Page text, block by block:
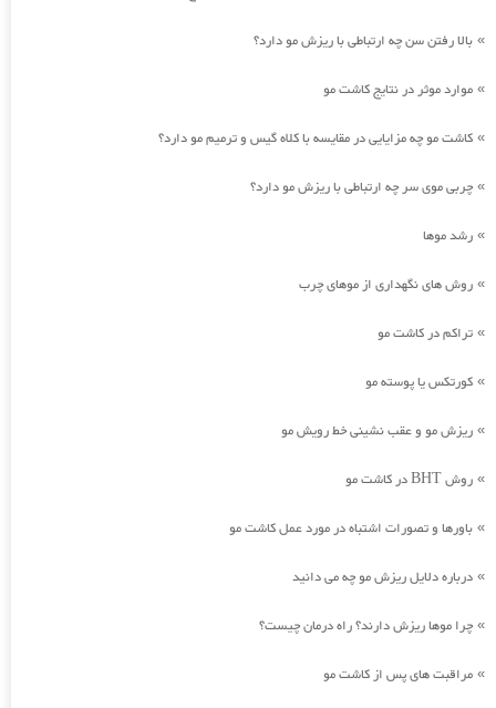
» بالا رفتن سن چه ارتباطی با ریزش مو دارد؟
» موارد موثر در نتایج کاشت مو
» کاشت مو چه مزایایی در مقایسه با کلاه گیس و ترمیم مو دارد؟
» چربی موی سر چه ارتباطی با ریزش مو دارد؟
» رشد موها
» روش های نگهداری از موهای چرب
» تراکم در کاشت مو
» کورتکس یا پوسته مو
» ریزش مو و عقب نشینی خط رویش مو
» روش BHT در کاشت مو
» باورها و تصورات اشتباه در مورد عمل کاشت مو
» درباره دلایل ریزش مو چه می دانید
» چرا موها ریزش دارند؟ راه درمان چیست؟
» مراقبت های پس از کاشت مو